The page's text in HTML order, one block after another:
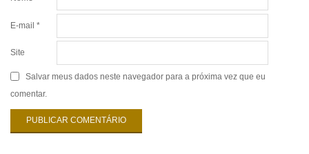
E-mail *
Site
Salvar meus dados neste navegador para a próxima vez que eu
comentar.